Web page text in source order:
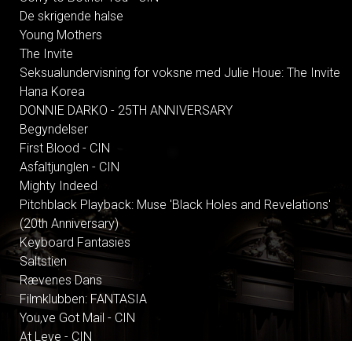
De skrigende halse
Young Mothers
The Invite
Seksualundervisning for voksne med Julie Houe: The Invite
Hana Korea
DONNIE DARKO - 25TH ANNIVERSARY
Begyndelser
First Blood - CIN
Asfaltjunglen - CIN
Mighty Indeed
Pitchblack Playback: Muse 'Black Holes and Revelations'
(20th Anniversary)
Keyboard Fantasies
Saltstien
Rævenes Dans
Filmklubben: FANTASIA
You,ve Got Mail - CIN
At Leve - CIN